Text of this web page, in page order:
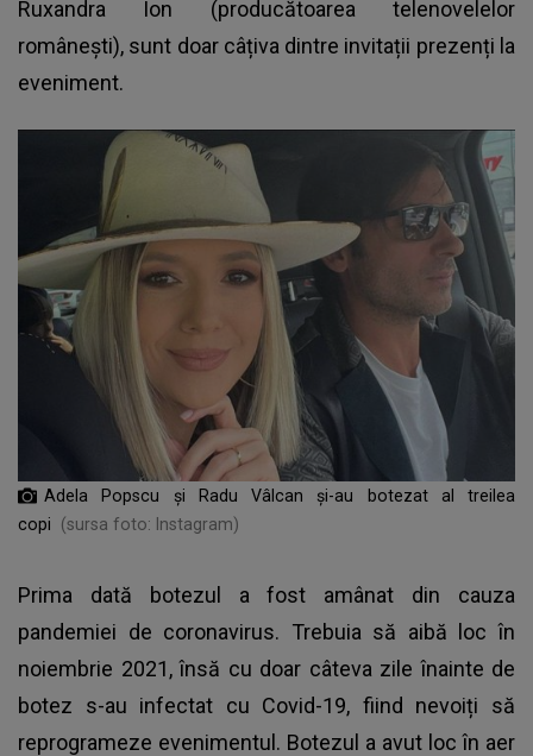
Ruxandra Ion (producătoarea telenovelelor
românești), sunt doar câțiva dintre invitații prezenți la
eveniment.
Adela Popscu și Radu Vâlcan și-au botezat al treilea
copi
(sursa foto: Instagram)
Prima dată botezul a fost amânat din cauza
pandemiei de coronavirus. Trebuia să aibă loc în
noiembrie 2021, însă cu doar câteva zile înainte de
botez s-au infectat cu Covid-19, fiind nevoiți să
reprogrameze evenimentul. Botezul a avut loc în aer